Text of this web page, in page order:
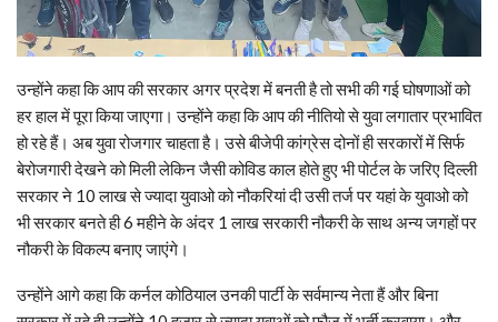
उन्होंने कहा कि आप की सरकार अगर प्रदेश में बनती है तो सभी की गई घोषणाओं को
हर हाल में पूरा किया जाएगा। उन्होंने कहा कि आप की नीतियो से युवा लगातार प्रभावित
हो रहे हैं। अब युवा रोजगार चाहता है। उसे बीजेपी कांग्रेस दोनों ही सरकारों में सिर्फ
बेरोजगारी देखने को मिली लेकिन जैसी कोविड काल होते हुए भी पोर्टल के जरिए दिल्ली
सरकार ने 10 लाख से ज्यादा युवाओ को नौकरियां दी उसी तर्ज पर यहां के युवाओ को
भी सरकार बनते ही 6 महीने के अंदर 1 लाख सरकारी नौकरी के साथ अन्य जगहों पर
नौकरी के विकल्प बनाए जाएंगे।
उन्होंने आगे कहा कि कर्नल कोठियाल उनकी पार्टी के सर्वमान्य नेता हैं और बिना